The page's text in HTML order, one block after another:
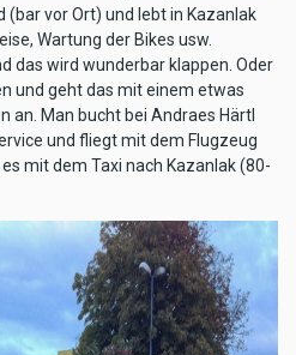
(bar vor Ort) und lebt in Kazanlak
Wartung der Bikes usw.
das wird wunderbar klappen. Oder
und geht das mit einem etwas
an. Man bucht bei Andraes Härtl
und fliegt mit dem Flugzeug
mit dem Taxi nach Kazanlak (80-